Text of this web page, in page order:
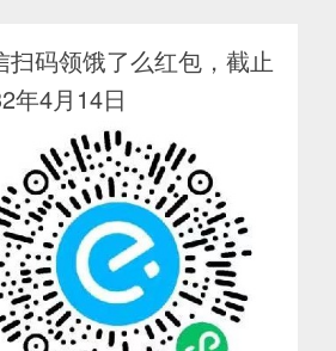
扫码领饿了么红包，截止
年4月14日